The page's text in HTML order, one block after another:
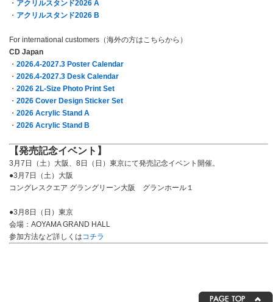
・ アクリルスタンド2026 A
・ アクリルスタンド2026 B
For international customers（海外の方はこちらから）
CD Japan
・ 2026.4-2027.3 Poster Calendar
・ 2026.4-2027.3 Desk Calendar
・ 2026 2L-Size Photo Print Set
・ 2026 Cover Design Sticker Set
・ 2026 Acrylic Stand A
・ 2026 Acrylic Stand B
【発売記念イベント】
3月7日（土）大阪、8日（日）東京にて発売記念イベント開催。
●3月7日（土）大阪
コングレスクエア グラングリーン大阪 グランホール１
●3月8日（日）東京
会場：AOYAMA GRAND HALL
参加方法など詳しくはコチラ